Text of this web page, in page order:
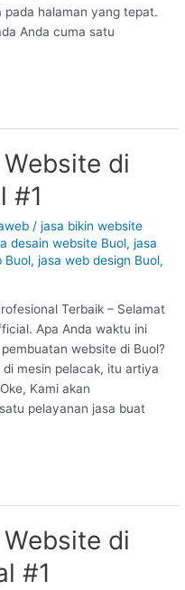
halaman yang tepat.
Anda cuma satu
di
#1
/jasa bikin website
desain website Buol,jasa
Buol,jasa web design Buol,
Terbaik – Selamat
Apa Anda waktu ini
website di Buol?
mesin pelacak, itu artiya
Kami akan
pelayanan jasa buat
di
#1